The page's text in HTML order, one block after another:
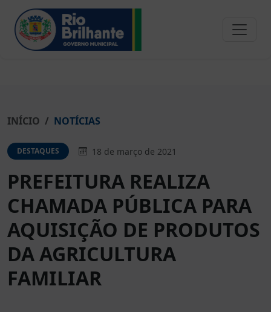
INÍCIO NOTÍCIAS
DESTAQUES 18 de março de 2021
PREFEITURA REALIZA
CHAMADA PÚBLICA PARA
AQUISIÇÃO DE PRODUTOS
DA AGRICULTURA
FAMILIAR